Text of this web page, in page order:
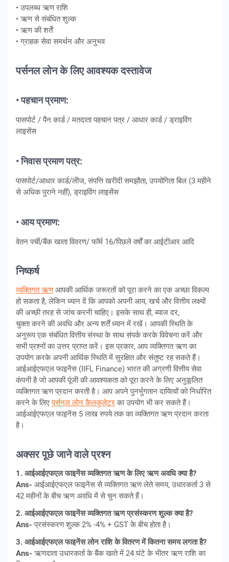
• उपलब्ध ऋण राशि
• ऋण से संबंधित शुल्क
• ऋण की शर्तें
• ग्राहक सेवा समर्थन और अनुभव
पर्सनल लोन के लिए आवश्यक दस्तावेज
• पहचान प्रमाण:
पासपोर्ट / पैन कार्ड / मतदाता पहचान पत्र / आधार कार्ड / ड्राइविंग
लाइसेंस
• निवास प्रमाण पत्र:
पासपोर्ट/आधार कार्ड/लीज, संपत्ति खरीदी समझौता, उपयोगिता बिल (3 महीने
से अधिक पुराने नहीं), ड्राइविंग लाइसेंस
• आय प्रमाण:
वेतन पर्ची/बैंक खाता विवरण/ फॉर्म 16/पिछले वर्षों का आईटीआर आदि
निष्कर्ष
व्यक्तिगत ऋणआपकी आर्थिक जरूरतों को पूरा करने का एक अच्छा विकल्प
हो सकता है, लेकिन ध्यान दें कि आपको अपनी आय, खर्च और वित्तीय लक्ष्यों
की अच्छी तरह से जांच करनी चाहिए। इसके साथ ही, ब्याज दर,
चुक्ता करने की अवधि और अन्य शर्तें ध्यान में रखें। आपकी स्थिति के
अनुरूप एक संबंधित वित्तीय संस्था के साथ संपर्क करके विवेचना करें और
सभी प्रश्नों का उत्तर प्राप्त करें। इस प्रकार, आप व्यक्तिगत ऋण का
उपयोग करके अपनी आर्थिक स्थिति में सुरक्षित और संतुष्ट रह सकते हैं।
आईआईएफएल फाइनेंस (IIFL Finance) भारत की अग्रणी वित्तीय सेवा
कंपनी है जो आपकी पूंजी की आवश्यकता को पूरा करने के लिए अनुकूलित
व्यक्तिगत ऋण प्रदान करती है। आप अपने पुनर्भुगतान दायित्वों को निर्धारित
करने के लिएपर्सनल लोन कैलकुलेटरका उपयोग भी कर सकते हैं।
आईआईएफएल फाइनेंस 5 लाख रुपये तक का व्यक्तिगत ऋण प्रदान करता
है।
अक्सर पूछे जाने वाले प्रश्न
1. आईआईएफएल फाइनेंस व्यक्तिगत ऋण के लिए ऋण अवधि क्या है?
Ans- आईआईएफएल फाइनेंस से व्यक्तिगत ऋण लेते समय, उधारकर्ता 3 से
42 महीनों के बीच ऋण अवधि में से चुन सकते हैं।
2. आईआईएफएल फाइनेंस व्यक्तिगत ऋण प्रसंस्करण शुल्क क्या है?
Ans- प्रसंस्करण शुल्क 2% -4% + GST के बीच होता है।
3. आईआईएफएल फाइनेंस लोन राशि के वितरण में कितना समय लगता है?
Ans- ऋणदाता उधारकर्ता के बैंक खाते में 24 घंटे के भीतर ऋण राशि का